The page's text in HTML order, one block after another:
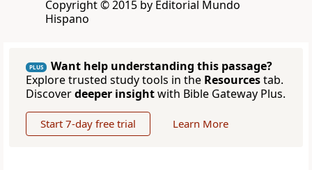
Copyright © 2015 by Editorial Mundo
Hispano
PLUS
Want help understanding this passage?
Explore trusted study tools in the Resourcestab.
Discoverdeeper insightwith Bible Gateway Plus.
Start 7-day free trial Learn More